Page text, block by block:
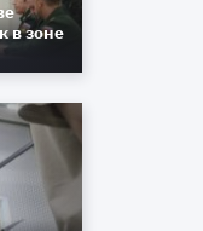
в зоне